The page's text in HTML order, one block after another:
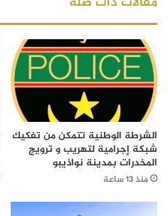
الشرطة الوطنية تتمكن من تفكيك
شبكة إجرامية لتهريب و ترويج
المخدرات بمدينة نواذيبو
منذ 13 ساعة